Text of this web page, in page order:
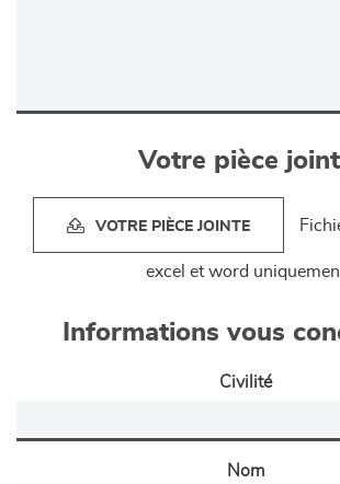
Votre pièce
VOTRE PIÈCE JOINTE
excel et word
Informations vous
Civilité
Nom